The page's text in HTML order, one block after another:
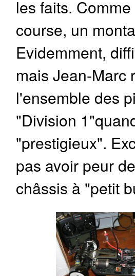
les faits.
course, un
Evidemment,
mais Jean-Marc
l'ensemble des
"Division
"prestigieux".
pas avoir peur
châssis à "petit